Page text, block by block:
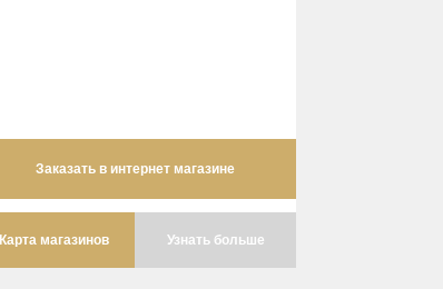
Заказать в интернет магазине
Карта магазинов Узнать больше